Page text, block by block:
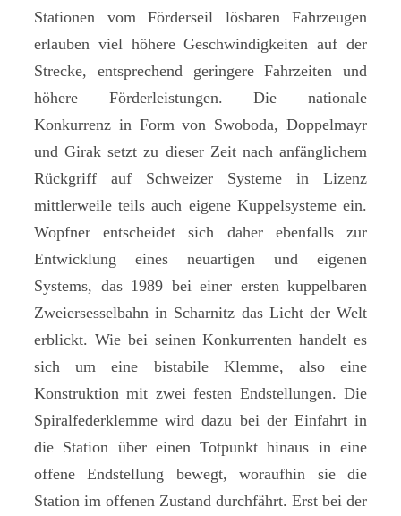
Stationen vom Förderseil lösbaren Fahrzeugen
erlauben viel höhere Geschwindigkeiten auf der
Strecke, entsprechend geringere Fahrzeiten und
höhere Förderleistungen. Die nationale
Konkurrenz in Form von Swoboda, Doppelmayr
und Girak setzt zu dieser Zeit nach anfänglichem
Rückgriff auf Schweizer Systeme in Lizenz
mittlerweile teils auch eigene Kuppelsysteme ein.
Wopfner entscheidet sich daher ebenfalls zur
Entwicklung eines neuartigen und eigenen
Systems, das 1989 bei einer ersten kuppelbaren
Zweiersesselbahn in Scharnitz das Licht der Welt
erblickt. Wie bei seinen Konkurrenten handelt es
sich um eine bistabile Klemme, also eine
Konstruktion mit zwei festen Endstellungen. Die
Spiralfederklemme wird dazu bei der Einfahrt in
die Station über einen Totpunkt hinaus in eine
offene Endstellung bewegt, woraufhin sie die
Station im offenen Zustand durchfährt. Erst bei der